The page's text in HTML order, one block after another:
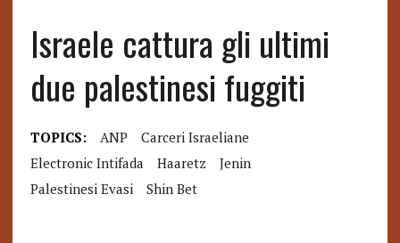
Israele cattura gli ultimi
due palestinesi fuggiti
TOPICS: ANP
Carceri Israeliane
Electronic Intifada
Haaretz
Jenin
Palestinesi Evasi
Shin Bet